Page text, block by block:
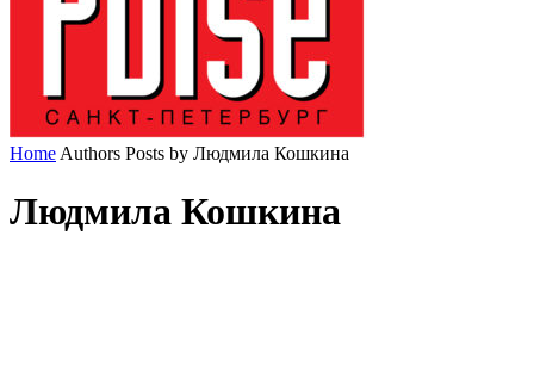
Home Authors Posts by Людмила Кошкина
Людмила Кошкина